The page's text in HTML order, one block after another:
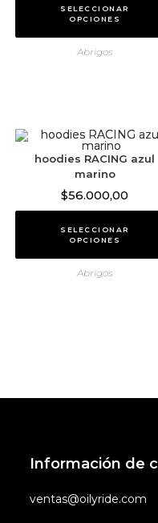
SELECCIONAR
OPCIONES
Abrigos
hoodies RACING azul
marino
$56.000,00
SELECCIONAR
OPCIONES
Abrigos
Información de
ventas@oilyride.com